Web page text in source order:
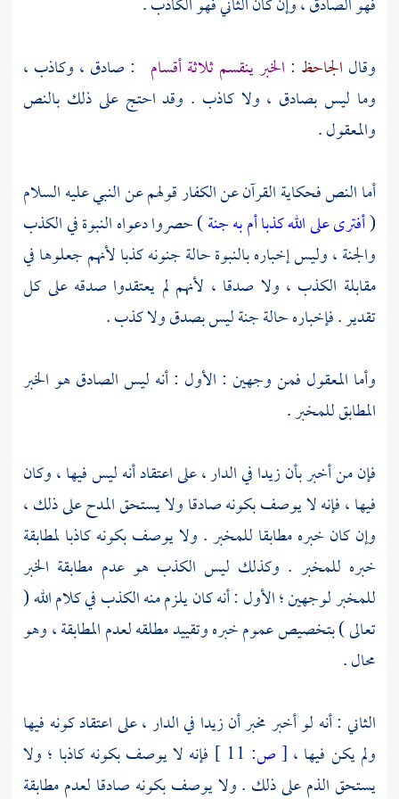
وقال الجاحظ : الخبر ينقسم ثلاثة أقسام : صادق ، وكاذب ،
وما ليس بصادق ، ولا كاذب . وقد احتج على ذلك بالنص
والمعقول .
أما النص فحكاية القرآن عن الكفار قولهم عن النبي عليه السلام
(أفترى على الله كذبا أم به جنة) حصروا دعواه النبوة في الكذب
والجنة ، وليس إخباره بالنبوة حالة جنونه كذبا لأنهم جعلوها في
مقابلة الكذب ، ولا صدقا ، لأنهم لم يعتقدوا صدقه على كل
تقدير . فإخباره حالة جنة ليس بصدق ولا كذب .
وأما المعقول فمن وجهين : الأول : أنه ليس الصادق هو الخبر
المطابق للمخبر .
فإن من أخبر بأن زيدا في الدار ، على اعتقاد أنه ليس فيها ، وكان
فيها ، فإنه لا يوصف بكونه صادقا ولا يستحق المدح على ذلك ،
وإن كان خبره مطابقا للمخبر . ولا يوصف بكونه كاذبا لمطابقة
خبره للمخبر . وكذلك ليس الكذب هو عدم مطابقة الخبر
للمخبر لوجهين ؛ الأول : أنه كان يلزم منه الكذب في كلام الله (
تعالى ) بتخصيص عموم خبره وتقييد مطلقه لعدم المطابقة ، وهو
محال .
الثاني : أنه لو أخبر مخبر أن زيدا في الدار ، على اعتقاد كونه فيها
ولم يكن فيها ، [ص:
فإنه لا يوصف بكونه كاذبا ؛ ولا
يستحق الذم على ذلك . ولا يوصف بكونه صادقا لعدم مطابقة